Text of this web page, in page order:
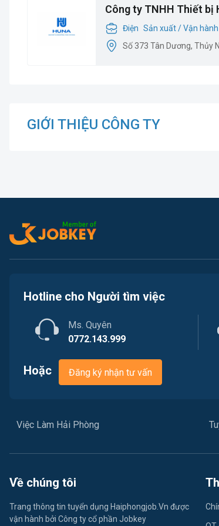
Công ty TNHH Thiết bị
Điện Sản xuất / Vận
Số 373 Tân Dương, Thủy
GIỚI THIỆU CÔNG TY
Hotline cho Người tìm việc
Ms. Quyên
0772.143.999
Hoặc Đăng ký nhận tư vấn
Việc Làm Hải Phòng
Về chúng tôi
Trang thông tin tuyển dụng Haiphongjob.Vn được
vận hành bởi Công ty cổ phần Jobkey